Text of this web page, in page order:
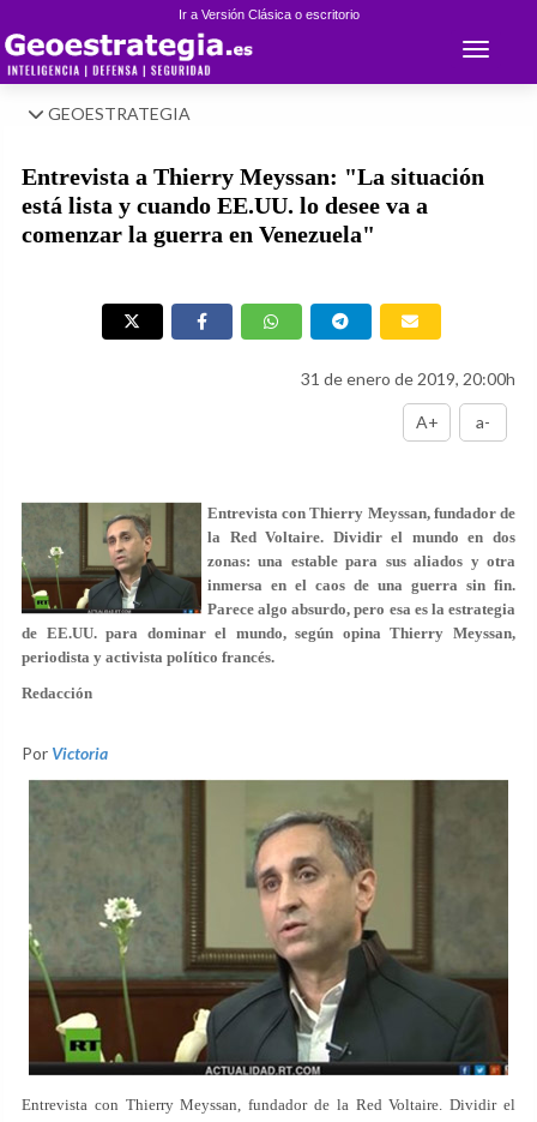
Ir a Versión Clásica o escritorio
Toggle
GEOESTRATEGIA
Entrevista a Thierry Meyssan: "La situación
está lista y cuando EE.UU. lo desee va a
comenzar la guerra en Venezuela"
31 de enero de 2019, 20:00h
A+ a-
Entrevista con Thierry Meyssan, fundador de
la Red Voltaire. Dividir el mundo en dos
zonas: una estable para sus aliados y otra
inmersa en el caos de una guerra sin fin.
Parece algo absurdo, pero esa es la estrategia
de EE.UU. para dominar el mundo, según opina Thierry Meyssan,
periodista y activista político francés.
Redacción
Por Victoria
Entrevista con Thierry Meyssan, fundador de la Red Voltaire. Dividir el